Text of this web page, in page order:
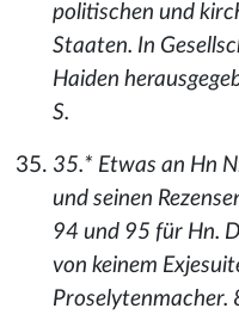
politischen und
Staaten. In
Haiden
S.
35.* Etwas an Hn
und seinen
94 und 95 für Hn.
von keinem
Proselytenmacher.